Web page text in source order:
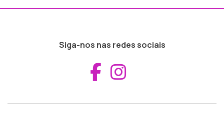
Siga-nos nas redes sociais
Aceder ao